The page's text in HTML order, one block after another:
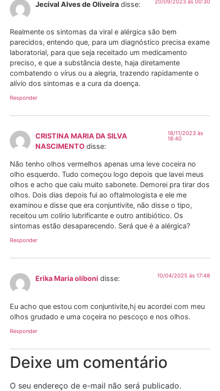
Jecival Alves de Oliveira disse:
Realmente os sintomas da viral e alérgica são bem
parecidos, entendo que, para um diagnóstico precisa exame
laboratorial, para que seja receitado um medicamento
preciso, e que a substância deste, haja diretamente
combatendo o vírus ou a alegria, trazendo rapidamente o
alívio dos sintomas e a cura da doença.
Responder
CRISTINA MARIA DA SILVA
NASCIMENTO disse:
18/11/2023 às
18:40
Não tenho olhos vermelhos apenas uma leve coceira no
olho esquerdo. Tudo começou logo depois que lavei meus
olhos e acho que caiu muito sabonete. Demorei pra tirar dos
olhos. Dois dias depois fui ao oftalmologista e ele me
examinou e disse que era conjuntivite, não disse o tipo,
receitou um colírio lubrificante e outro antibiótico. Os
sintomas estão desaparecendo. Será que ė a alérgica?
Responder
Erika Maria oliboni disse: 10/04/2025 às 17:48
Eu acho que estou com conjuntivite,hj eu acordei com meu
olhos grudado e uma coçeira no pescoço e nos olhos.
Responder
Deixe um comentário
O seu endereço de e-mail não será publicado.